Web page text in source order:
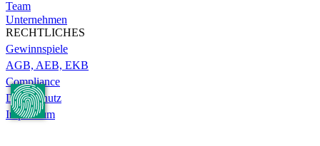
Team
Unternehmen
RECHTLICHES
Gewinnspiele
AGB, AEB, EKB
Compliance
Datenschutz
Impressum